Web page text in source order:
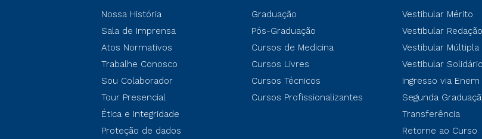
Nossa História
Sala de Imprensa
Atos Normativos
Trabalhe Conosco
Sou Colaborador
Tour Presencial
Ética e Integridade
Proteção de dados
Graduação
Pós-Graduação
Cursos de Medicina
Cursos Livres
Cursos Técnicos
Cursos Profissionalizantes
Vestibular Mérito
Vestibular Redação
Vestibular Múltipla
Vestibular Solidário
Ingresso via Enem
Segunda
Transferência
Retorne ao Curso